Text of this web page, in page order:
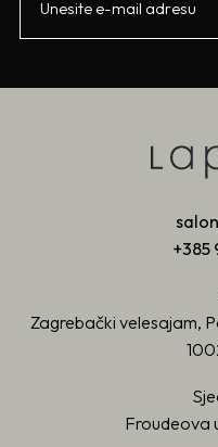
+385
Zagrebački velesajam,
Froudeova